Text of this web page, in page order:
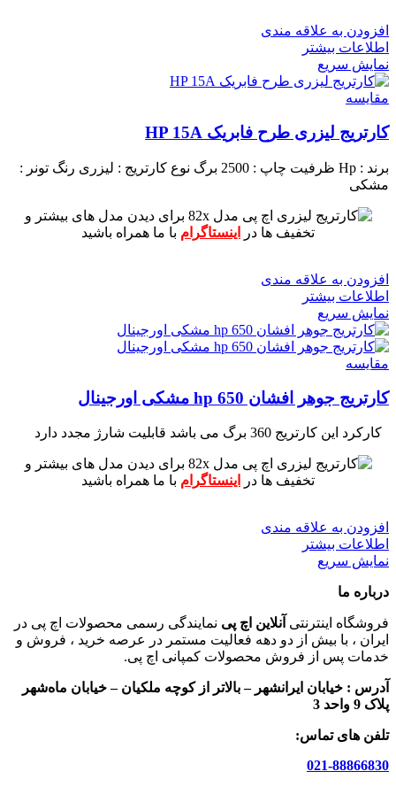
افزودن به علاقه مندی
اطلاعات بیشتر
نمایش سریع
مقايسه
کارتریج لیزری طرح فابریک HP 15A
برند : Hp ظرفیت چاپ : 2500 برگ نوع کارتریج : لیزری رنگ تونر :
مشکی
برای دیدن مدل های بیشتر و
تخفیف ها در
اینستاگرام با ما همراه باشید
افزودن به علاقه مندی
اطلاعات بیشتر
نمایش سریع
مقايسه
کارتریج جوهر افشان hp 650 مشکی اورجینال
کارکرد این کارتریج 360 برگ می باشد قابلیت شارژ مجدد دارد
برای دیدن مدل های بیشتر و
تخفیف ها در
اینستاگرام با ما همراه باشید
افزودن به علاقه مندی
اطلاعات بیشتر
نمایش سریع
درباره ما
فروشگاه اینترنتی آنلاین اچ پی نمایندگی رسمی محصولات اچ پی در
ایران ، با بیش از دو دهه فعالیت مستمر در عرصه خرید ، فروش و
خدمات پس از فروش محصولات کمپانی اچ پی.
آدرس : خیابان ایرانشهر – بالاتر از کوچه ملکیان – خیابان ماه‌شهر
پلاک 9 واحد 3
تلفن های تماس:
021-88866830